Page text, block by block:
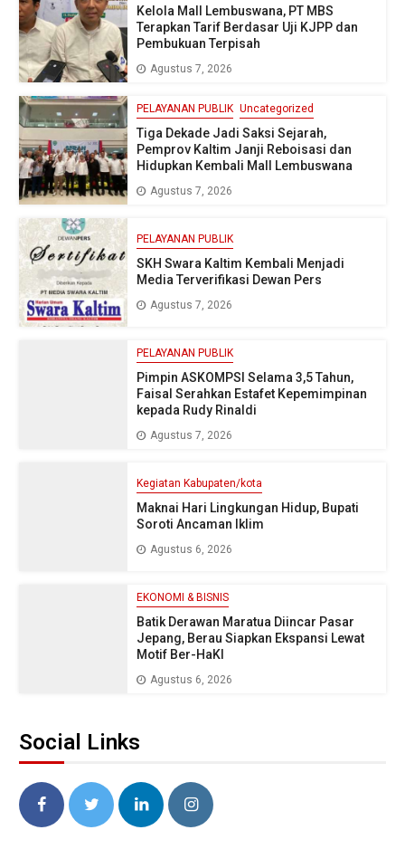
Kelola Mall Lembuswana, PT MBS
Terapkan Tarif Berdasar Uji KJPP dan
Pembukuan Terpisah
Agustus 7, 2026
PELAYANAN PUBLIK Uncategorized
Tiga Dekade Jadi Saksi Sejarah,
Pemprov Kaltim Janji Reboisasi dan
Hidupkan Kembali Mall Lembuswana
Agustus 7, 2026
PELAYANAN PUBLIK
SKH Swara Kaltim Kembali Menjadi
Media Terverifikasi Dewan Pers
Agustus 7, 2026
PELAYANAN PUBLIK
Pimpin ASKOMPSI Selama 3,5 Tahun,
Faisal Serahkan Estafet Kepemimpinan
kepada Rudy Rinaldi
Agustus 7, 2026
Kegiatan Kabupaten/kota
Maknai Hari Lingkungan Hidup, Bupati
Soroti Ancaman Iklim
Agustus 6, 2026
EKONOMI & BISNIS
Batik Derawan Maratua Diincar Pasar
Jepang, Berau Siapkan Ekspansi Lewat
Motif Ber-HaKI
Agustus 6, 2026
Social Links